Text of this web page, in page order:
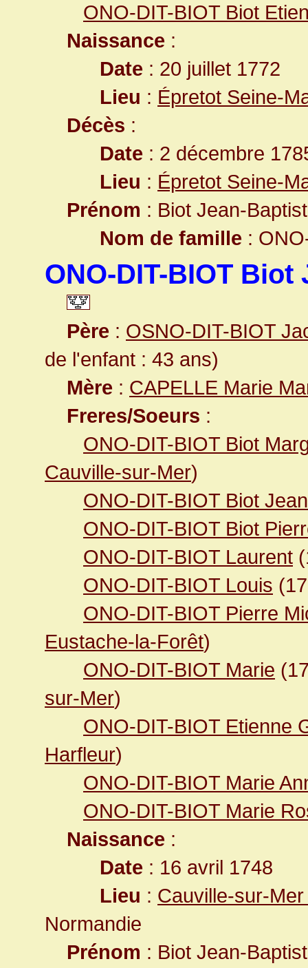
ONO-DIT-BIOT Biot
Naissance :
Date : 20 juillet 1772
Lieu : Épretot Seine-
Décès :
Date : 2 décembre
Lieu : Épretot Seine-
Prénom : Biot Jean-
Nom de famille :
ONO-DIT-BIOT Biot
Père : OSNO-DIT-BIOT
de l'enfant : 43 ans)
Mère : CAPELLE Marie
Freres/Soeurs :
ONO-DIT-BIOT Biot
Cauville-sur-Mer)
ONO-DIT-BIOT Biot
ONO-DIT-BIOT Biot
ONO-DIT-BIOT Laurent
ONO-DIT-BIOT Louis
ONO-DIT-BIOT Pierre
Eustache-la-Forêt)
ONO-DIT-BIOT Marie
sur-Mer)
ONO-DIT-BIOT Etienne
Harfleur)
ONO-DIT-BIOT Marie
ONO-DIT-BIOT Marie
Naissance :
Date : 16 avril 1748
Lieu : Cauville-sur-
Normandie
Prénom : Biot Jean-